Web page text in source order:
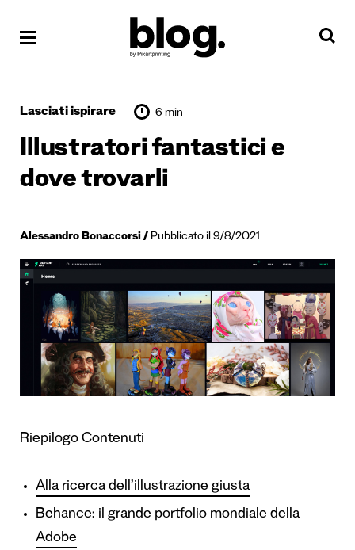
Lasciati ispirare 6 min
Illustratori fantastici e
dove trovarli
Alessandro Bonaccorsi Pubblicato il 9/8/2021
Riepilogo Contenuti
Alla ricerca dell’illustrazione giusta
Behance: il grande portfolio mondiale della
Adobe